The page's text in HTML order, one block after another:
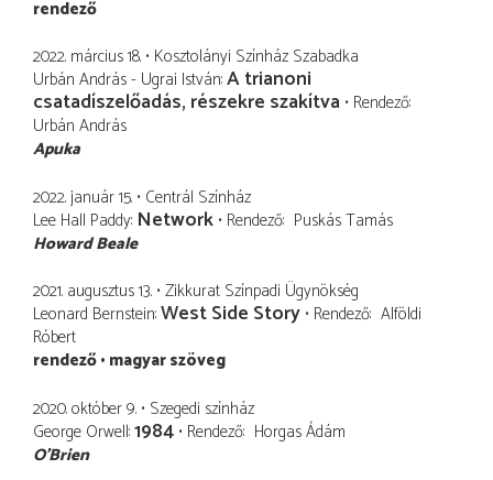
rendező
2022. március 18. Kosztolányi Színház Szabadka
Urbán András - Ugrai István A trianoni
csatadíszelőadás, részekre szakítva Rendező
Urbán András
Apuka
2022. január 15. Centrál Színház
Lee Hall Paddy Network Rendező Puskás Tamás
Howard Beale
2021. augusztus 13. Zikkurat Színpadi Ügynökség
Leonard Bernstein West Side Story Rendező Alföldi
Róbert
rendező magyar szöveg
2020. október 9. Szegedi színház
George Orwell 1984 Rendező Horgas Ádám
O’Brien